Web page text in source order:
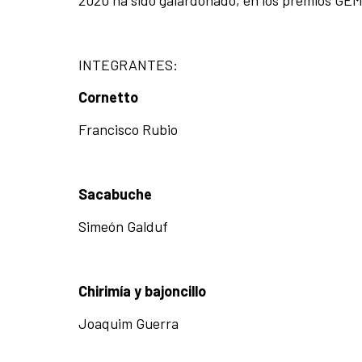
INTEGRANTES:
Cornetto
Francisco Rubio
Sacabuche
Simeón Galduf
Chirimía y bajoncillo
Joaquim Guerra